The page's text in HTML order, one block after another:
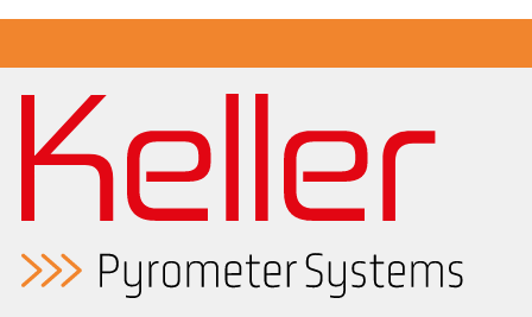
Informe de aplicación Galvanizado de
Dibujo acotado PA 60-K001